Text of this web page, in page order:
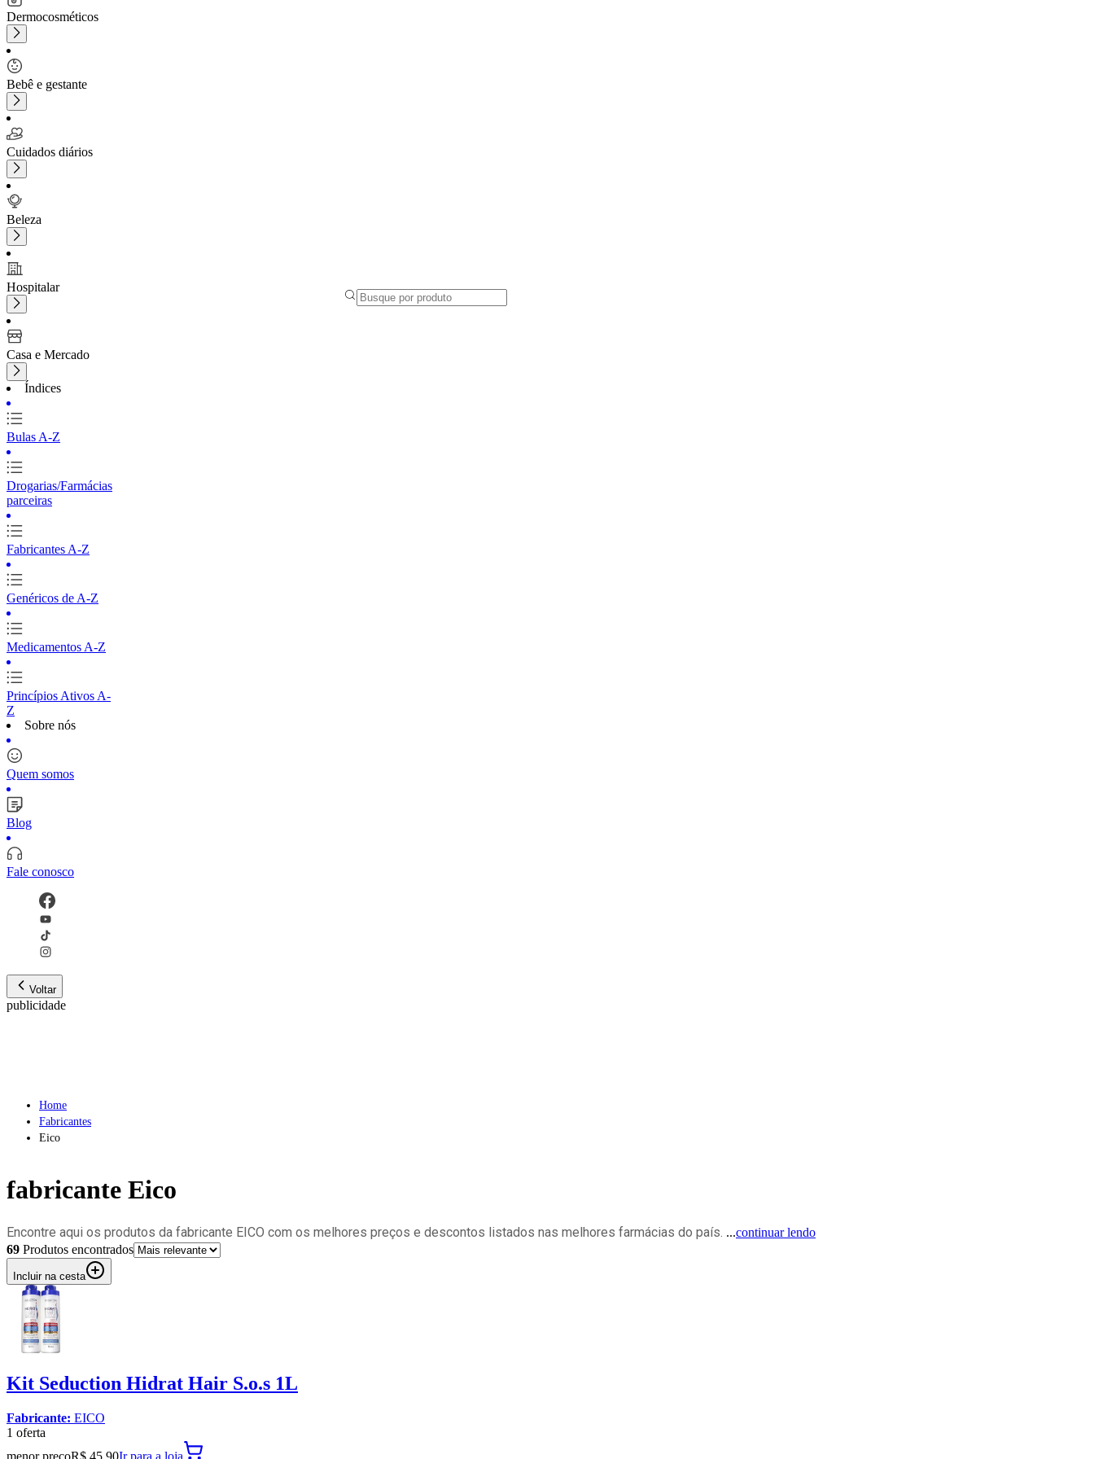
Dermocosméticos
Bebê e gestante
Cuidados diários
Beleza
Hospitalar
Casa e Mercado
Índices
Bulas A-Z
Drogarias/Farmácias
parceiras
Fabricantes A-Z
Genéricos de A-Z
Medicamentos A-Z
Princípios Ativos A-
Z
Sobre nós
Quem somos
Blog
Fale conosco
Voltar
publicidade
Home
Fabricantes
Eico
fabricante Eico
Encontre aqui os produtos da fabricante EICO com os melhores preços e descontos listados nas melhores farmácias do país. ...continuar lendo
69 Produtos encontrados
Incluir na cesta
Kit Seduction Hidrat Hair S.o.s 1L
Fabricante: EICO
1 oferta
menor preçoR$ 45,90Ir para a loja